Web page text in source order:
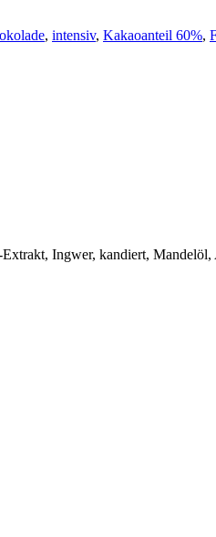
, intensiv, Kakaoanteil 60%,
Ingwer, kandiert, Mandelöl,